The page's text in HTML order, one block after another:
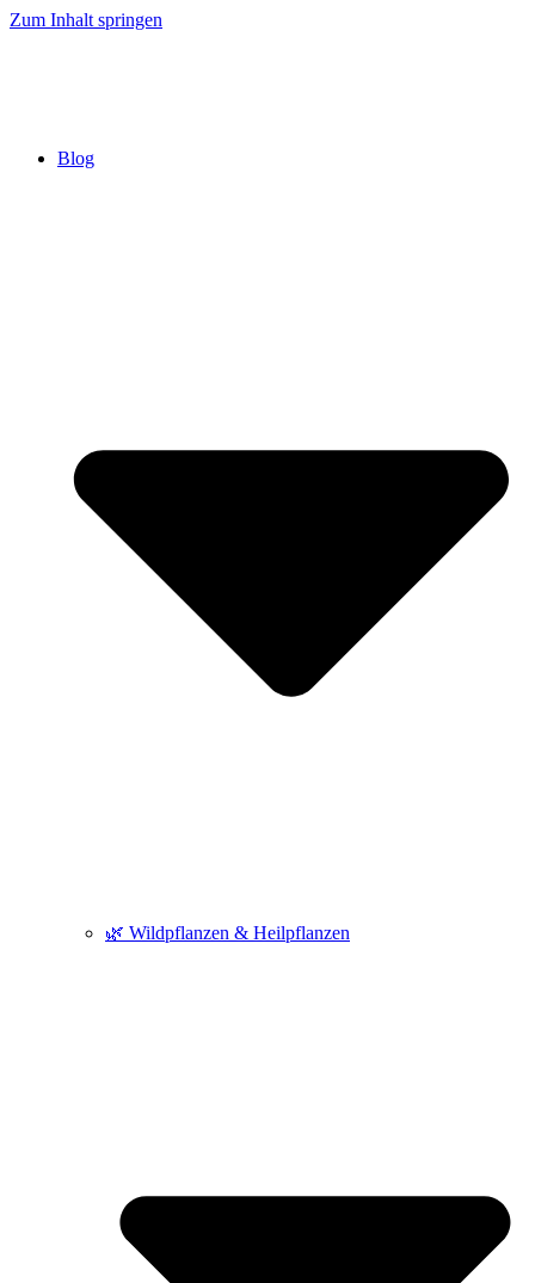
Zum Inhalt springen
Blog
🌿 Wildpflanzen & Heilpflanzen